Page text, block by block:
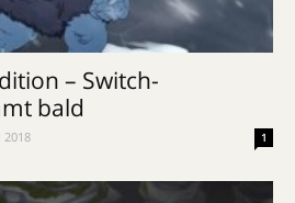
– Switch-
bald
2018 1